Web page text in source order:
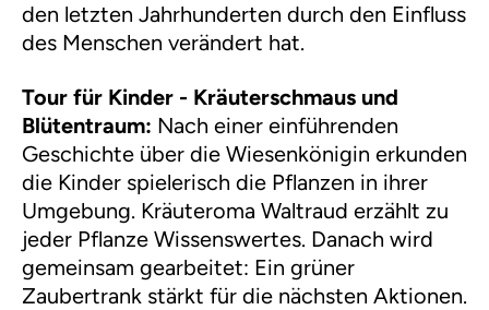
den letzten Jahrhunderten durch den Einfluss
des Menschen verändert hat.
Tour für Kinder - Kräuterschmaus und
Blütentraum: Nach einer einführenden
Geschichte über die Wiesenkönigin erkunden
die Kinder spielerisch die Pflanzen in ihrer
Umgebung. Kräuteroma Waltraud erzählt zu
jeder Pflanze Wissenswertes. Danach wird
gemeinsam gearbeitet: Ein grüner
Zaubertrank stärkt für die nächsten Aktionen.